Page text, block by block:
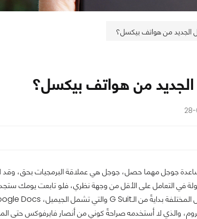
الجديد من هواتف بيكسل؟
من هواتف بيكسل؟
جوجل مهما حصل، جوجل هي عملاقة البرمجيات بحق، وقد
في التعامل على الأقل من وجهة نظري، فلو تابعت يومك
والذي لا أستخدمه صراحةً كوني من أنصار فايرفوكس حتى